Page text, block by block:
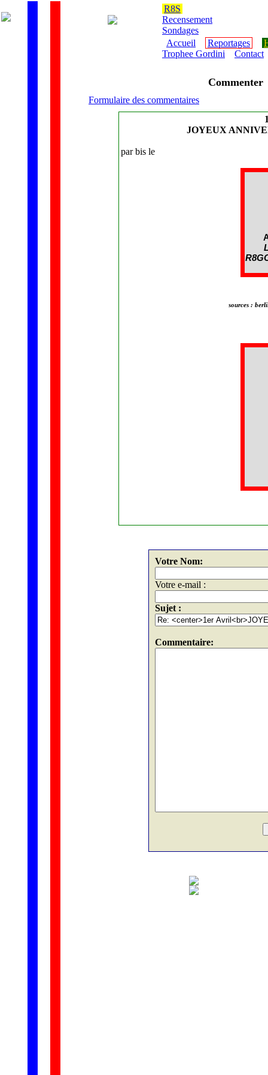
R8S
Recensement
Sondages
Accueil
Reportages
Trophee Gordini
Contact
Commenter
Formulaire des commentaires
JOYEUX
par bis le
sources :
Votre Nom:
Votre e-mail :
Sujet :
Commentaire: